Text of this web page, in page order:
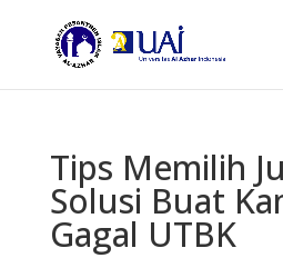
Tips Memilih
Solusi Buat
Gagal UTBK